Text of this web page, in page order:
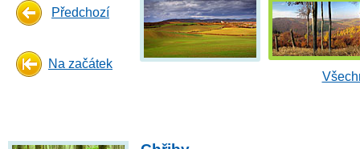
Předchozí
Na začátek